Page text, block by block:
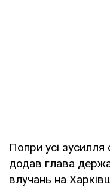
Попри усі
додав глава
влучань на